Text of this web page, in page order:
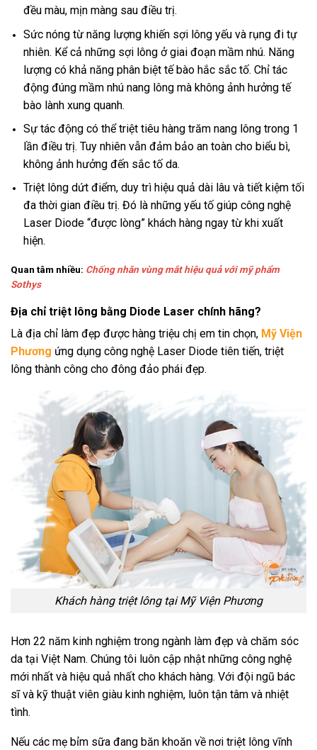
đều màu, mịn màng sau điều trị.
Sức nóng từ năng lượng khiến sợi lông yếu và rụng đi tự
nhiên. Kể cả những sợi lông ở giai đoạn mầm nhú. Năng
lượng có khả năng phân biệt tế bào hắc sắc tố. Chỉ tác
động đúng mầm nhú nang lông mà không ảnh hưởng tế
bào lành xung quanh.
Sự tác động có thể triệt tiêu hàng trăm nang lông trong 1
lần điều trị. Tuy nhiên vẫn đảm bảo an toàn cho biểu bì,
không ảnh hưởng đến sắc tố da.
Triệt lông dứt điểm, duy trì hiệu quả dài lâu và tiết kiệm tối
đa thời gian điều trị. Đó là những yếu tố giúp công nghệ
Laser Diode “được lòng” khách hàng ngay từ khi xuất
hiện.
Quan tâm nhiều: Chống nhăn vùng mắt hiệu quả với mỹ phẩm
Sothys
Địa chỉ triệt lông bằng Diode Laser chính hãng?
Là địa chỉ làm đẹp được hàng triệu chị em tin chọn, Mỹ Viện
Phương ứng dụng công nghệ Laser Diode tiên tiến, triệt
lông thành công cho đông đảo phái đẹp.
Khách hàng triệt lông tại Mỹ Viện Phương
Hơn 22 năm kinh nghiệm trong ngành làm đẹp và chăm sóc
da tại Việt Nam. Chúng tôi luôn cập nhật những công nghệ
mới nhất và hiệu quả nhất cho khách hàng. Với đội ngũ bác
sĩ và kỹ thuật viên giàu kinh nghiệm, luôn tận tâm và nhiệt
tình.
Nếu các mẹ bỉm sữa đang băn khoăn về nơi triệt lông vĩnh